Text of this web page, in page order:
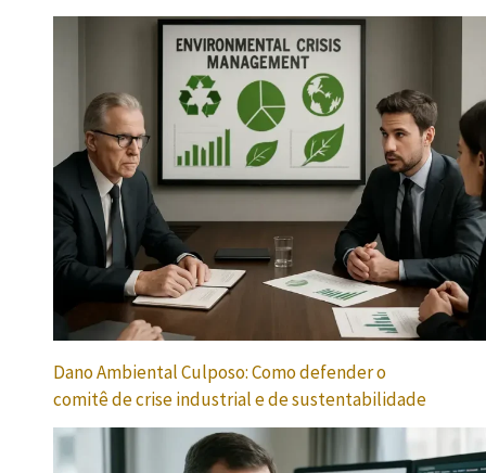
Dano Ambiental Culposo: Como defender o
comitê de crise industrial e de sustentabilidade